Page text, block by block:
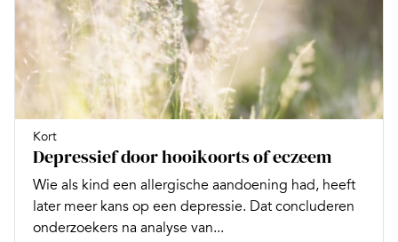
Kort
Depressief door hooikoorts of eczeem
Wie als kind een allergische aandoening had, heeft
later meer kans op een depressie. Dat concluderen
onderzoekers na analyse van...